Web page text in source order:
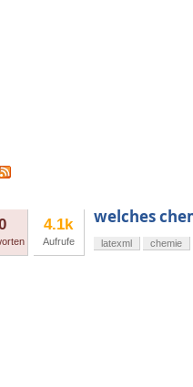
4.1k
Aufrufe
welches
latexml chemie